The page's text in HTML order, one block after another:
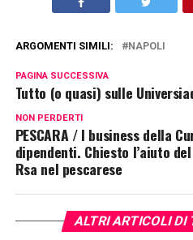
ARGOMENTI SIMILI: NAPOLI
PAGINA SUCCESSIVA
Tutto (o quasi) sulle
NON PERDERTI
PESCARA / I business della
dipendenti. Chiesto l’aiuto
Rsa nel pescarese
ALTRI ARTICOLI DI